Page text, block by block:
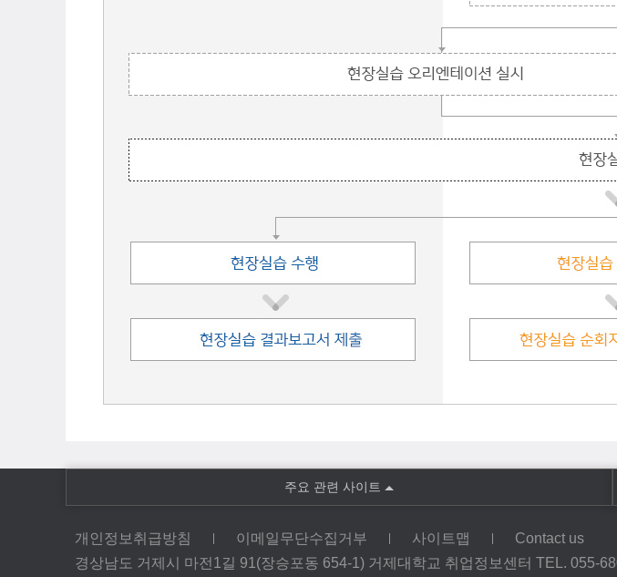
주요 관련 사이트
개인정보취급방침 이메일무단수집거부 사이트맵
Contact us
경상남도 거제시 마전1길 91(장승포동 654-1) 거제대학교 취업정보센터 TEL. 055-